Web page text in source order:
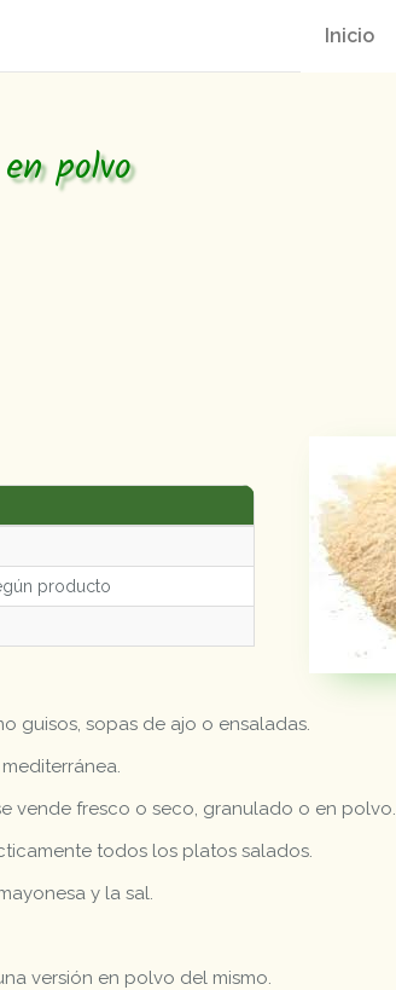
Inicio
polvo
producto
guisos, sopas de ajo o ensaladas.
vende fresco o seco, granulado o en polvo.
todos los platos salados.
y la sal.
versión en polvo del mismo.